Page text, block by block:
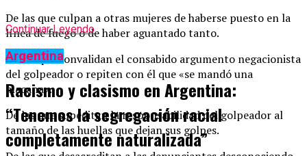
De las que culpan a otras mujeres de haberse puesto en la
línea de fuego o de haber aguantado tanto.
De las que convalidan el consabido argumento negacionista
del golpeador o repiten con él que «se mandó una
macana».
De las que supeditan la responsabilidad del golpeador al
tamaño de las huellas que dejan sus golpes.
Continuar Leyendo
Argentina
Racismo y clasismo en Argentina:
“Tenemos la segregación racial
completamente naturalizada”